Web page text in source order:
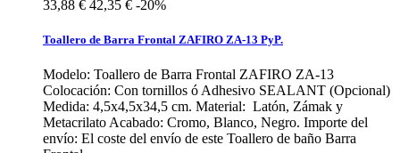
33,88 € 42,35 € -20%
Toallero de Barra Frontal ZAFIRO ZA-13 PyP.
Modelo: Toallero de Barra Frontal ZAFIRO ZA-13
Colocación: Con tornillos ó Adhesivo SEALANT (Opcional)
Medida: 4,5x4,5x34,5 cm. Material: Latón, Zámak y
Metacrilato Acabado: Cromo, Blanco, Negro. Importe del
envío: El coste del envío de este Toallero de baño Barra